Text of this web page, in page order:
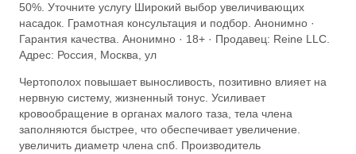
50%. Уточните услугу Широкий выбор увеличивающих
насадок. Грамотная консультация и подбор. Анонимно ·
Гарантия качества. Анонимно · 18+ · Продавец: Reine LLC.
Адрес: Россия, Москва, ул
Чертополох повышает выносливость, позитивно влияет на
нервную систему, жизненный тонус. Усиливает
кровообращение в органах малого таза, тела члена
заполняются быстрее, что обеспечивает увеличение.
увеличить диаметр члена спб. Производитель